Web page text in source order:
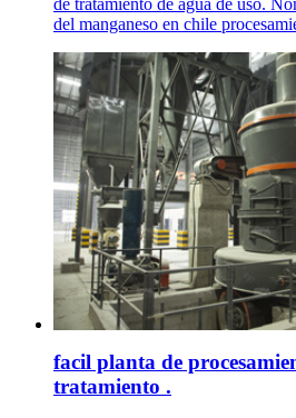
del manganeso en chile
facil planta de
tratamiento .